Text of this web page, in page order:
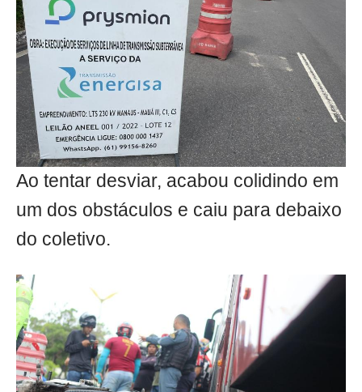
Ao tentar desviar, acabou colidindo em
um dos obstáculos e caiu para debaixo
do coletivo.